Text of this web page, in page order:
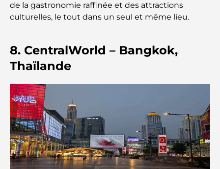
Les meilleures options de séjour à Dubaï : Hôtels
et complexes hôteliers de premier plan
Meilleurs restaurants pour un déjeuner d'affaires
au DIFC
monde
Architecture ottomane : un riche héritage d'art,
de culture et d'empire
Comment choisir un conseiller financier à Dubaï ?
de la gastronomie raffinée et des attractions
culturelles, le tout dans un seul et même lieu.
8. CentralWorld – Bangkok,
Thaïlande